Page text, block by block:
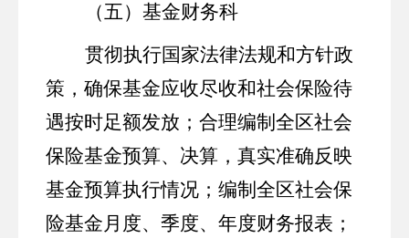
（五）基金财务科
贯彻执行国家法律法规和方针政
策，确保基金应收尽收和社会保险待
遇按时足额发放；合理编制 全区社会
保险基金预算、决算，真实准确反映
基金预算执行情况 ；编制全区社会保
险基金月度、季度、年度财务报表；